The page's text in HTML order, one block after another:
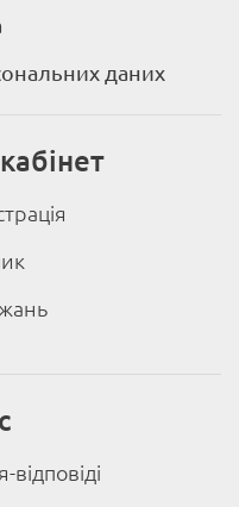
даних
відповіді